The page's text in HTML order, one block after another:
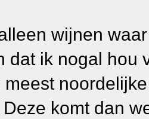
wijnen
dat ik nogal hou
meest
komt dan